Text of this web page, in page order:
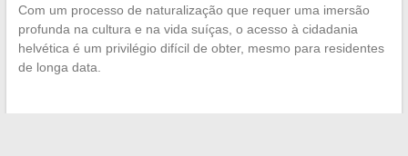
Com um processo de naturalização que requer uma imersão
profunda na cultura e na vida suíças, o acesso à cidadania
helvética é um privilégio difícil de obter, mesmo para residentes
de longa data.